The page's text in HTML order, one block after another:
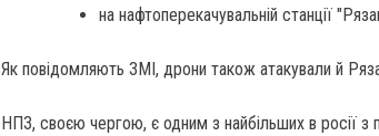
на нафтоперекачувальній станції
Як повідомляють ЗМІ, дрони також атакували й
НПЗ, своєю чергою, є одним з найбільших в росії